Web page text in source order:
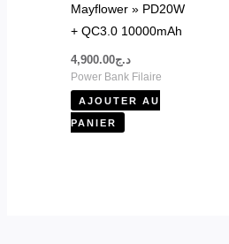
Mayflower » PD20W
+ QC3.0 10000mAh
د.ج4,900.00
Power Bank Filaire
AJOUTER AU
PANIER